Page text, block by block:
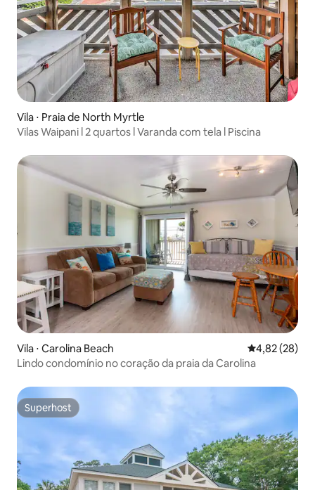
Vila ⋅ Praia de North Myrtle
Vilas Waipani l 2 quartos l Varanda com tela l Piscina
Vila ⋅ Carolina Beach 4,82 de uma
4,82 (28)
Lindo condomínio no coração da praia da Carolina
Superhost
Superhost